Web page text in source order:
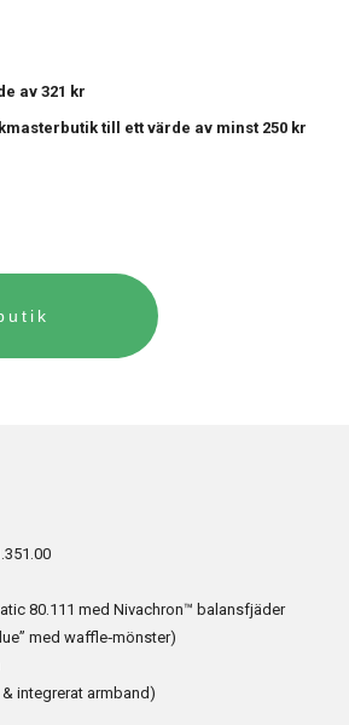
av 321 kr
till ett värde av minst 250 kr
80.111 med Nivachron™ balansfjäder
med waffle‑mönster)
integrerat armband)